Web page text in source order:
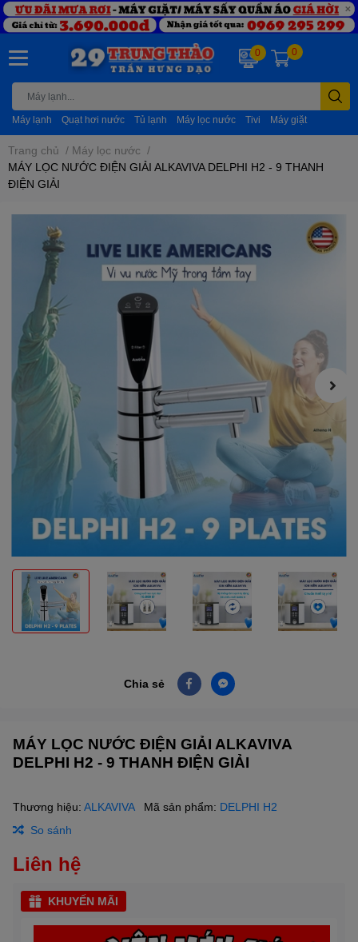
Máy lạnh Quạt hơi nước Tủ lạnh Máy lọc nước Tivi Máy giặt
0 0
Trang chủ / Máy lọc nước /
MÁY LỌC NƯỚC ĐIỆN GIẢI ALKAVIVA DELPHI H2 - 9 THANH
ĐIỆN GIẢI
Chia sẻ
MÁY LỌC NƯỚC ĐIỆN GIẢI ALKAVIVA
DELPHI H2 - 9 THANH ĐIỆN GIẢI
Thương hiệu: ALKAVIVA Mã sản phẩm: DELPHI H2
So sánh
Liên hệ
KHUYẾN MÃI